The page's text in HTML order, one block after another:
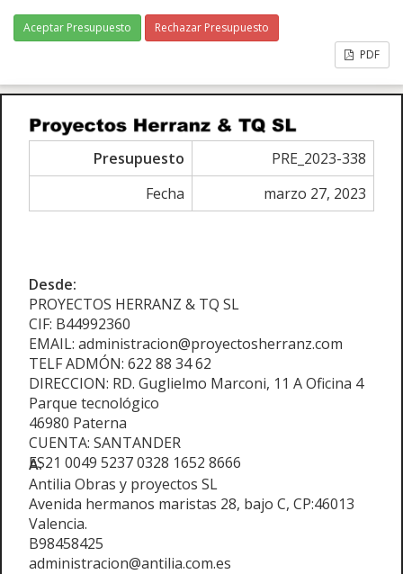
Aceptar Presupuesto
Rechazar Presupuesto
PDF
Presupuesto
PRE_2023-338
Fecha
marzo 27, 2023
Desde:
PROYECTOS HERRANZ & TQ SL
CIF: B44992360
EMAIL: administracion@proyectosherranz.com
TELF ADMÓN: 622 88 34 62
DIRECCION: RD. Guglielmo Marconi, 11 A Oficina 4
Parque tecnológico
46980 Paterna
CUENTA: SANTANDER
ES21 0049 5237 0328 1652 8666
A:
Antilia Obras y proyectos SL
Avenida hermanos maristas 28, bajo C, CP:46013
Valencia.
B98458425
administracion@antilia.com.es